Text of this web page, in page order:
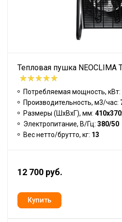
Тепловая пушка NEOCLIMA
Потребляемая мощность, кВт:
Производительность, м3/час:
Размеры (ШхВхГ), мм:
Электропитание, В/Гц: 380/50
Вес нетто/брутто, кг: 13
12 700 руб.